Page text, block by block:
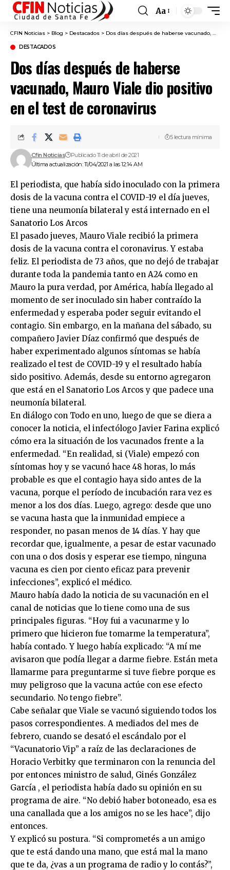
Font
Resizer
Aa
CFIN Noticias > Blog > Destacados > Dos días después de haberse vacunado, Mauro Viale dio positivo en el test de coronavirus
DESTACADOS
Dos días después de haberse
vacunado, Mauro Viale dio positivo
en el test de coronavirus
Última actualización: 11/04/2021 a las 12:14 AM
Cfin Noticias Publicado 11 de abril de 2021
5 lectura mínima
El periodista, que había sido inoculado con la primera
dosis de la vacuna contra el COVID-19 el día jueves,
tiene una neumonía bilateral y está internado en el
Sanatorio Los Arcos
El pasado jueves, Mauro Viale recibió la primera
dosis de la vacuna contra el coronavirus. Y estaba
feliz. El periodista de 73 años, que no dejó de trabajar
durante toda la pandemia tanto en A24 como en
Mauro la pura verdad, por América, había llegado al
momento de ser inoculado sin haber contraído la
enfermedad y esperaba poder seguir evitando el
contagio. Sin embargo, en la mañana del sábado, su
compañero Javier Díaz confirmó que después de
haber experimentado algunos síntomas se había
realizado el test de COVID-19 y el resultado había
sido positivo. Además, desde su entorno agregaron
que está en el Sanatorio Los Arcos y que padece una
neumonía bilateral.
En diálogo con Todo en uno, luego de que se diera a
conocer la noticia, el infectólogo Javier Farina explicó
cómo era la situación de los vacunados frente a la
enfermedad. “En realidad, si (Viale) empezó con
síntomas hoy y se vacunó hace 48 horas, lo más
probable es que el contagio haya sido antes de la
vacuna, porque el período de incubación rara vez es
menor a los dos días. Luego, agrego: desde que uno
se vacuna hasta que la inmunidad empiece a
responder, no pasan menos de 14 días. Y hay que
recordar que, igualmente, a pesar de estar vacunado
con una o dos dosis y esperar ese tiempo, ninguna
vacuna es cien por ciento eficaz para prevenir
infecciones”, explicó el médico.
Mauro había dado la noticia de su vacunación en el
canal de noticias que lo tiene como una de sus
principales figuras. “Hoy fui a vacunarme y lo
primero que hicieron fue tomarme la temperatura”,
había contado. Y luego había explicado: “A mí me
avisaron que podía llegar a darme fiebre. Están meta
llamarme para preguntarme si tuve fiebre porque es
muy peligroso que la vacuna actúe con ese efecto
secundario. No tengo fiebre”.
Cabe señalar que Viale se vacunó siguiendo todos los
pasos correspondientes. A mediados del mes de
febrero, cuando se desató el escándalo por el
“Vacunatorio Vip” a raíz de las declaraciones de
Horacio Verbitky que terminaron con la renuncia del
por entonces ministro de salud, Ginés González
García , el periodista había dado su opinión en su
programa de aire. “No debió haber botoneado, esa es
una canallada que a los amigos no se les hace”, dijo
entonces.
Y explicó su postura. “Si comprometés a un amigo
que te está dando una mano, que está mal la mano
que te da, ¿vas a un programa de radio y lo contás?”,